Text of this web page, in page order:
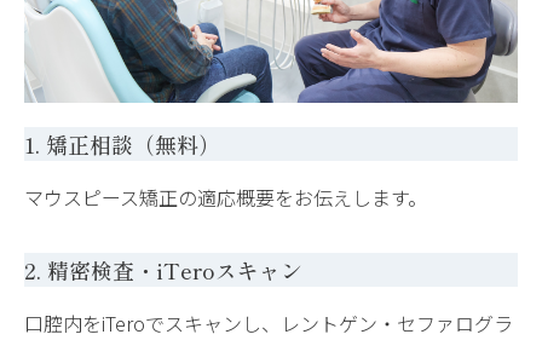
1. 矯正相談（無料）
マウスピース矯正の適応概要をお伝えします。
2. 精密検査・iTeroスキャン
口腔内をiTeroでスキャンし、レントゲン・セファログラ